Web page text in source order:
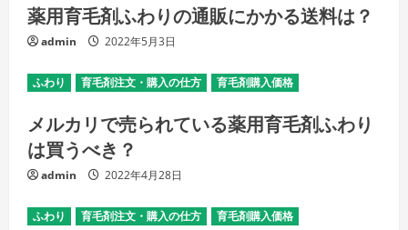
薬用育毛剤ふわりの通販にかかる送料は？
admin 2022年5月3日
ふわり 育毛剤注文・購入の仕方 育毛剤購入価格
メルカリで売られている薬用育毛剤ふわり
は買うべき？
admin 2022年4月28日
ふわり 育毛剤注文・購入の仕方 育毛剤購入価格